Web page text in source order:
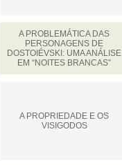
A PROBLEMÁTICA DAS
PERSONAGENS DE
DOSTOIÉVSKI: UMA ANÁLISE
EM “NOITES BRANCAS”
A PROPRIEDADE E OS
VISIGODOS